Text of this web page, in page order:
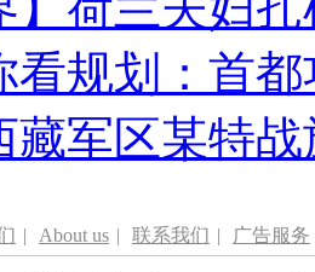
看规划：首
藏军区某特
| About us | 联系我们 | 广告服务